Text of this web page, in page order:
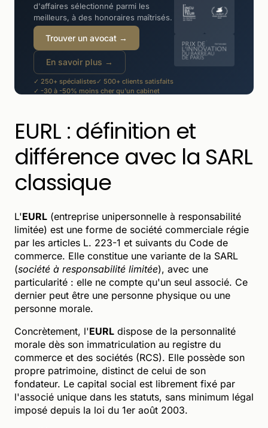
d'affaires sélectionné parmi les
meilleurs, à des honoraires maîtrisés.
Trouver un avocat →
En savoir plus →
✓ 250+ spécialistes✓ 500+ clients satisfaits
✓ -30 à -50% moins cher qu'un cabinet
EURL : définition et
différence avec la SARL
classique
L'EURL (entreprise unipersonnelle à responsabilité
limitée) est une forme de société commerciale régie
par les articles L. 223-1 et suivants du Code de
commerce. Elle constitue une variante de la SARL
(société à responsabilité limitée), avec une
particularité : elle ne compte qu'un seul associé. Ce
dernier peut être une personne physique ou une
personne morale.
Concrètement, l'EURL dispose de la personnalité
morale dès son immatriculation au registre du
commerce et des sociétés (RCS). Elle possède son
propre patrimoine, distinct de celui de son
fondateur. Le capital social est librement fixé par
l'associé unique dans les statuts, sans minimum légal
imposé depuis la loi du 1er août 2003.